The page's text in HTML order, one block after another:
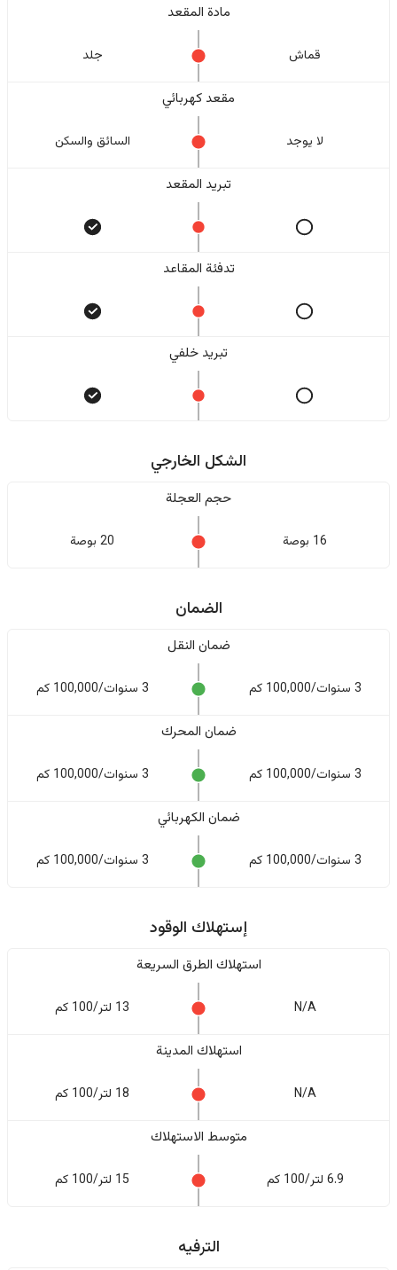
مادة المقعد
قماش جلد
مقعد كهربائي
لا یوجد السائق والسکن
تبريد المقعد
تدفئة المقاعد
تبريد خلفي
الشكل الخارجي
حجم العجلة
16 بوصة 20 بوصة
الضمان
ضمان النقل
3 سنوات/100,000 كم 3 سنوات/100,000 كم
ضمان المحرك
3 سنوات/100,000 كم 3 سنوات/100,000 كم
ضمان الكهربائي
3 سنوات/100,000 كم 3 سنوات/100,000 كم
إستهلاك الوقود
استهلاك الطرق السريعة
N/A 13 لتر/100 كم
استهلاك المدينة
N/A 18 لتر/100 كم
متوسط الاستهلاك
6.9 لتر/100 كم 15 لتر/100 كم
الترفيه